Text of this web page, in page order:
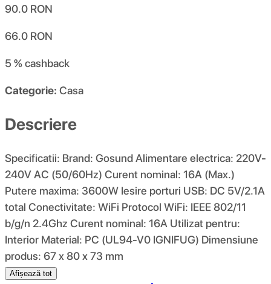
90.0 RON
66.0 RON
5 %cashback
Categorie: Casa
Descriere
Specificatii: Brand: Gosund Alimentare electrica: 220V-
240V AC (50/60Hz) Curent nominal: 16A (Max.)
Putere maxima: 3600W Iesire porturi USB: DC 5V/2.1A
total Conectivitate: WiFi Protocol WiFi: IEEE 802/11
b/g/n 2.4Ghz Curent nominal: 16A Utilizat pentru:
Interior Material: PC (UL94-V0 IGNIFUG) Dimensiune
produs: 67 x 80 x 73 mm
Afișează tot